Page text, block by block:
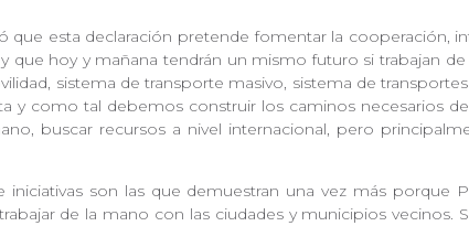
que esta declaración pretende fomentar la cooperación,
hoy y mañana tendrán un mismo futuro si trabajan
sistema de transporte masivo, sistema de
y como tal debemos construir los caminos necesarios
buscar recursos a nivel internacional, pero
son las que demuestran una vez más porque
de la mano con las ciudades y municipios